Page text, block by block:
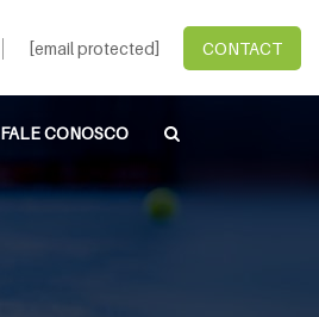
[email protected] CONTACT
FALE CONOSCO